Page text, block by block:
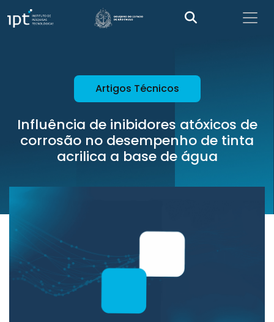
Artigos Técnicos
Influência de inibidores atóxicos de
corrosão no desempenho de tinta
acrilica a base de água